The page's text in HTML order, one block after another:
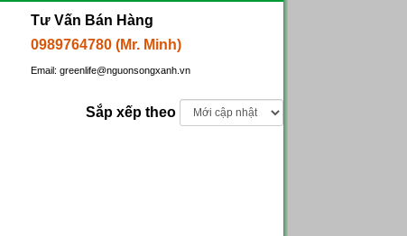
Tư Vấn Bán Hàng
0989764780 (Mr. Minh)
Email: greenlife@nguonsongxanh.vn
Sắp xếp theo